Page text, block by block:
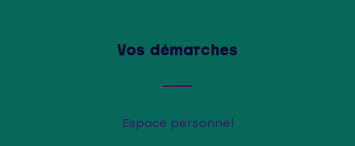
Vos démarches
Espace personnel